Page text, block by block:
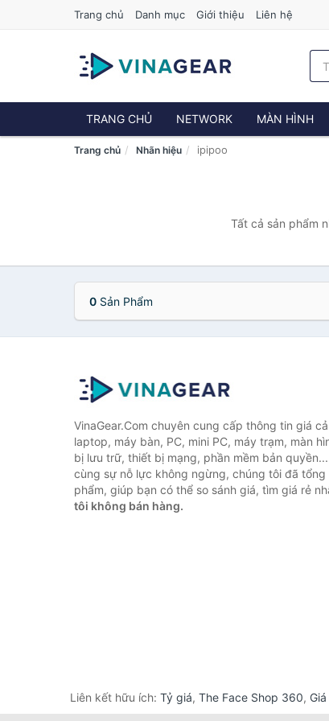
Trang chủ Danh mục Giới thiệu Liên hệ
TRANG CHỦ NETWORK MÀN HÌNH
Trang chủ Nhãn hiệu ipipoo
Tất cả sản phẩm
0 Sản Phẩm
VinaGear.Com chuyên cung cấp thông tin giá
laptop, máy bàn, PC, mini PC, máy trạm, màn
bị lưu trữ, thiết bị mạng, phần mềm bản
cùng sự nỗ lực không ngừng, chúng tôi đã
phẩm, giúp bạn có thể so sánh giá, tìm giá rẻ
tôi không bán hàng.
Liên kết hữu ích: Tỷ giá, The Face Shop 360,